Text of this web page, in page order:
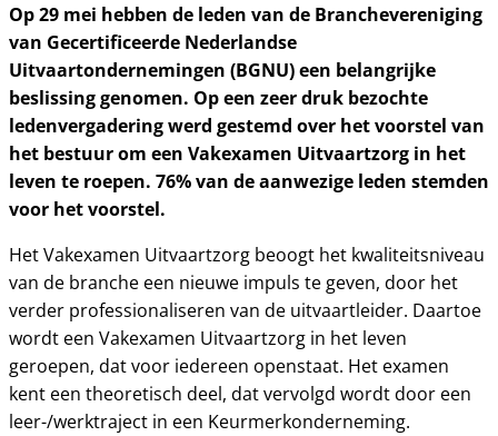
Op 29 mei hebben de leden van de Branchevereniging
van Gecertificeerde Nederlandse
Uitvaartondernemingen (BGNU) een belangrijke
beslissing genomen. Op een zeer druk bezochte
ledenvergadering werd gestemd over het voorstel van
het bestuur om een Vakexamen Uitvaartzorg in het
leven te roepen. 76% van de aanwezige leden stemden
voor het voorstel.
Het Vakexamen Uitvaartzorg beoogt het kwaliteitsniveau
van de branche een nieuwe impuls te geven, door het
verder professionaliseren van de uitvaartleider. Daartoe
wordt een Vakexamen Uitvaartzorg in het leven
geroepen, dat voor iedereen openstaat. Het examen
kent een theoretisch deel, dat vervolgd wordt door een
leer-/werktraject in een Keurmerkonderneming.